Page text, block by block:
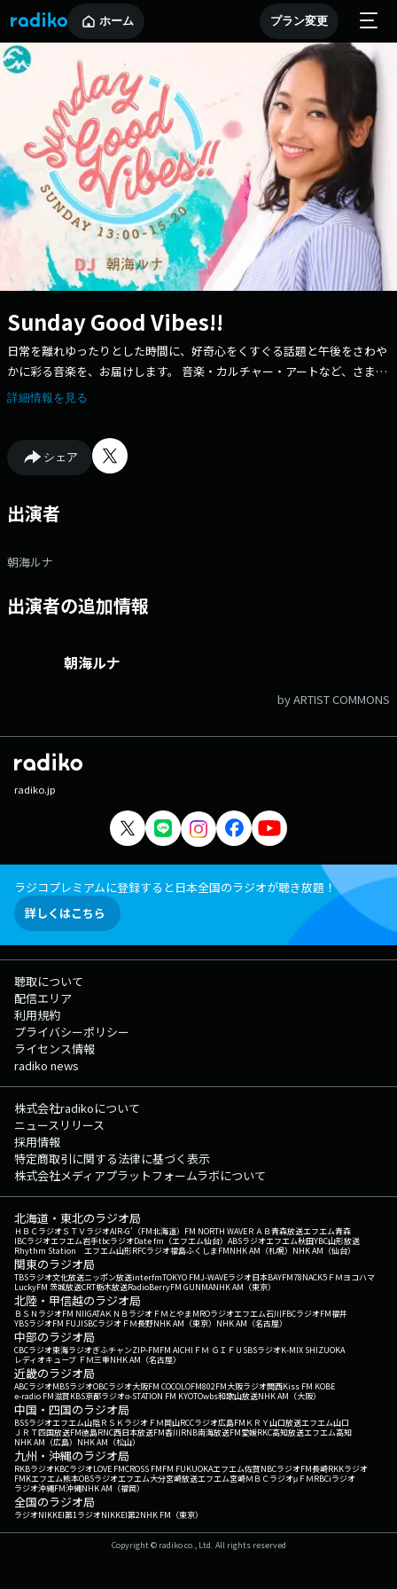
ホーム プラン変更
Sunday Good Vibes!!
日常を離れゆったりとした時間に、好奇心をくすぐる話題と午後をさわや
かに彩る音楽を、お届けします。 音楽・カルチャー・アートなど、さまざ
まな話題をピックアップ。 一歩先の”いい感じ”の世界を旅しませんか？
彼女の魅力。日曜午後を一緒に過ごしましょう。
詳細情報を見る
シェア
出演者
朝海ルナ
出演者の追加情報
朝海ルナ
by ARTIST COMMONS
radiko.jp
ラジコプレミアムに登録すると日本全国のラジオが聴き放題！
詳しくはこちら
聴取について
配信エリア
利用規約
プライバシーポリシー
ライセンス情報
radiko news
株式会社radikoについて
ニュースリリース
採用情報
特定商取引に関する法律に基づく表示
株式会社メディアプラットフォームラボについて
北海道・東北のラジオ局
ＨＢＣラジオＳＴＶラジオAIR-G'（FM北海道） FM NORTH WAVEＲＡＢ青森放送エフエム青森
IBCラジオエフエム岩手tbcラジオDate fm（エフエム仙台） ABSラジオエフエム秋田YBC山形放送
Rhythm Station エフエム山形RFCラジオ福島ふくしまFMNHK AM（札幌） NHK AM（仙台）
関東のラジオ局
TBSラジオ文化放送ニッポン放送interfmTOKYO FMJ-WAVEラジオ日本BAYFM78NACK5 ＦＭヨコハマ
LuckyFM 茨城放送CRT栃木放送RadioBerryFM GUNMANHK AM（東京）
北陸・甲信越のラジオ局
ＢＳＮラジオFM NIIGATAＫＮＢラジオ ＦＭとやまMROラジオエフエム石川FBCラジオFM福井
YBSラジオFM FUJISBCラジオ ＦＭ長野NHK AM（東京） NHK AM（名古屋）
中部のラジオ局
CBCラジオ東海ラジオぎふチャンZIP-FMFM AICHI ＦＭ ＧＩＦＵ SBSラジオK-MIX SHIZUOKA
レディオキューブ ＦＭ三重NHK AM（名古屋）
近畿のラジオ局
ABCラジオMBSラジオOBCラジオ大阪FM COCOLOFM802FM大阪ラジオ関西Kiss FM KOBE
e-radio FM滋賀KBS京都ラジオα-STATION FM KYOTOwbs和歌山放送NHK AM（大阪）
中国・四国のラジオ局
BSSラジオエフエム山陰ＲＳＫラジオ ＦＭ岡山RCCラジオ広島FM ＫＲＹ山口放送エフエム山口
ＪＲＴ四国放送FM徳島RNC西日本放送FM香川RNB南海放送FM愛媛RKC高知放送エフエム高知
NHK AM（広島） NHK AM（松山）
九州・沖縄のラジオ局
RKBラジオKBCラジオLOVE FMCROSS FMFM FUKUOKAエフエム佐賀NBCラジオFM長崎RKKラジオ
FMKエフエム熊本OBSラジオエフエム大分宮崎放送エフエム宮崎ＭＢＣラジオμＦＭRBCiラジオ
ラジオ沖縄FM沖縄NHK AM（福岡）
全国のラジオ局
ラジオNIKKEI第1ラジオNIKKEI第2NHK FM（東京）
Copyright © radiko co., Ltd. All rights reserved